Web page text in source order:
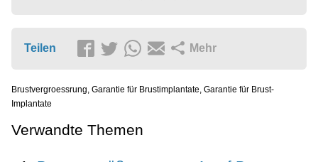
Teilen Mehr
Brustvergroessrung, Garantie für Brustimplantate, Garantie für Brust-
Implantate
Verwandte Themen